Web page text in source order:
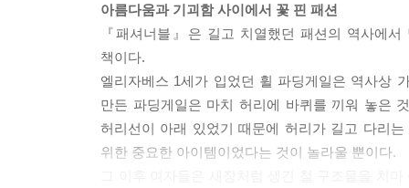
패셔너블하고 예뻐지기 위해, 외모를 조금 더 가
랍이 주성분인 혼합물을 발랐다가 죽음에 이른
않고 유지되었고, 베이징의 황제궁에서부터 북유
걸리고 낙태를 했다. 가장 비극적인 일은 산모가
「페인트와 패치, 그리고 완벽한 미소」
16세기 프랑스의 여왕이었던 카트린느 드 메디
아름다움과 기괴함 사이에서 꽃 핀 패션
『패셔너블』은 길고 치열했던 패션의 역사에
책이다.
엘리자베스 1세가 입었던 휠 파딩게일은 역사상
만든 파딩게일은 마치 허리에 바퀴를 끼워 놓은
허리선이 아래 있었기 때문에 허리가 길고 다리
위한 중요한 아이템이었다는 것이 놀라울 뿐이다.